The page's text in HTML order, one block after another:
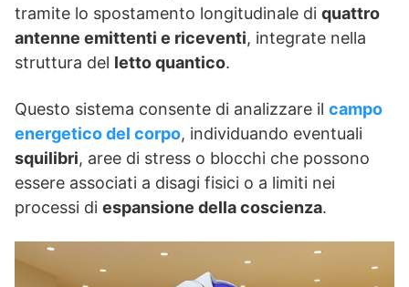
tramite lo spostamento longitudinale di quattro
antenne emittenti e riceventi, integrate nella
struttura del letto quantico.
Questo sistema consente di analizzare il campo
energetico del corpo, individuando eventuali
squilibri, aree di stress o blocchi che possono
essere associati a disagi fisici o a limiti nei
processi di espansione della coscienza.